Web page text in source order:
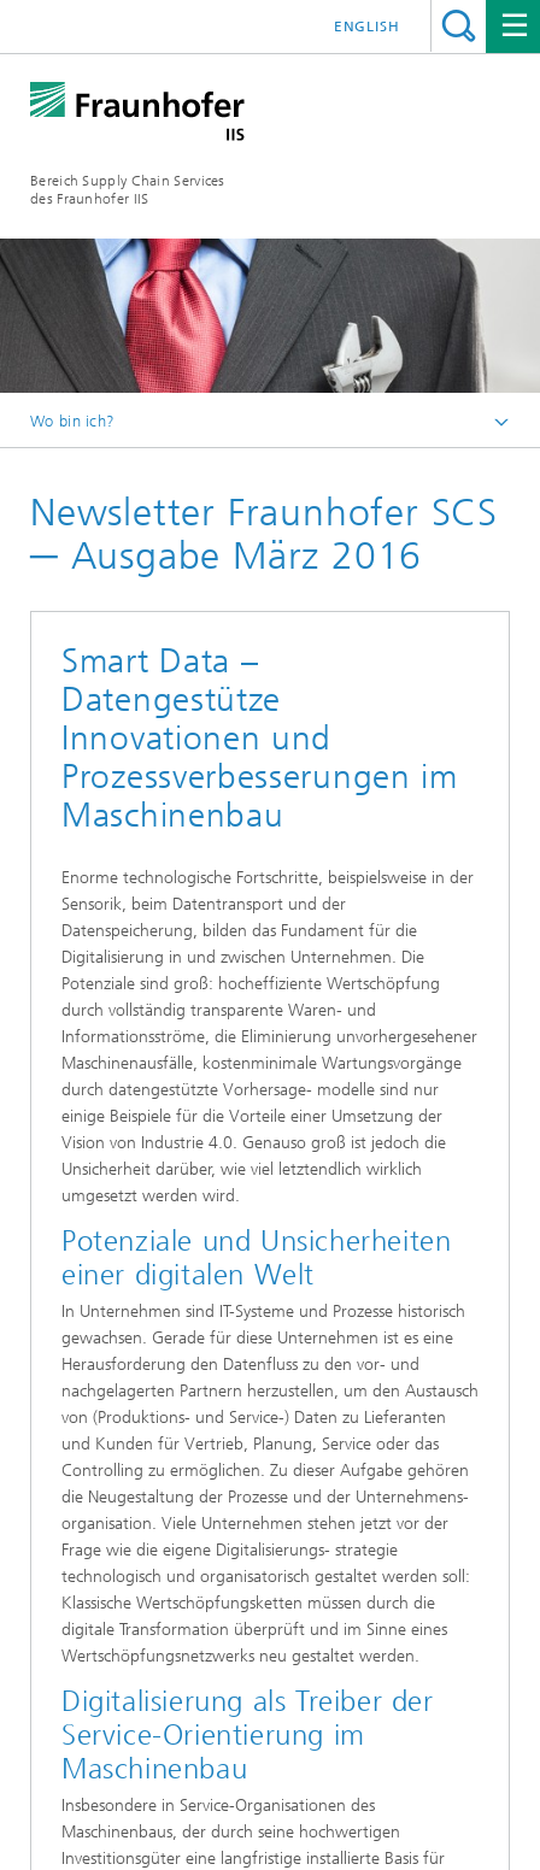
Bereich Supply Chain Services
des Fraunhofer IIS
ENGLISH
Wo bin ich?
Newsletter
Newsletter-Archiv
Newsletter 01/2016
Newsletter Fraunhofer SCS
─ Ausgabe März 2016
Smart Data –
Datengestütze
Innovationen und
Prozessverbesserungen im
Maschinenbau
Enorme technologische Fortschritte, beispielsweise in der
Sensorik, beim Datentransport und der
Datenspeicherung, bilden das Fundament für die
Digitalisierung in und zwischen Unternehmen. Die
Potenziale sind groß: hocheffiziente Wertschöpfung
durch vollständig transparente Waren- und
Informationsströme, die Eliminierung unvorhergesehener
Maschinenausfälle, kostenminimale Wartungsvorgänge
durch datengestützte Vorhersage- modelle sind nur
einige Beispiele für die Vorteile einer Umsetzung der
Vision von Industrie 4.0. Genauso groß ist jedoch die
Unsicherheit darüber, wie viel letztendlich wirklich
umgesetzt werden wird.
Potenziale und Unsicherheiten
einer digitalen Welt
In Unternehmen sind IT-Systeme und Prozesse historisch
gewachsen. Gerade für diese Unternehmen ist es eine
Herausforderung den Datenfluss zu den vor- und
nachgelagerten Partnern herzustellen, um den Austausch
von (Produktions- und Service-) Daten zu Lieferanten
und Kunden für Vertrieb, Planung, Service oder das
Controlling zu ermöglichen. Zu dieser Aufgabe gehören
die Neugestaltung der Prozesse und der Unternehmens-
organisation. Viele Unternehmen stehen jetzt vor der
Frage wie die eigene Digitalisierungs- strategie
technologisch und organisatorisch gestaltet werden soll:
Klassische Wertschöpfungsketten müssen durch die
digitale Transformation überprüft und im Sinne eines
Wertschöpfungsnetzwerks neu gestaltet werden.
Digitalisierung als Treiber der
Service-Orientierung im
Maschinenbau
Insbesondere in Service-Organisationen des
Maschinenbaus, der durch seine hochwertigen
Investitionsgüter eine langfristige installierte Basis für